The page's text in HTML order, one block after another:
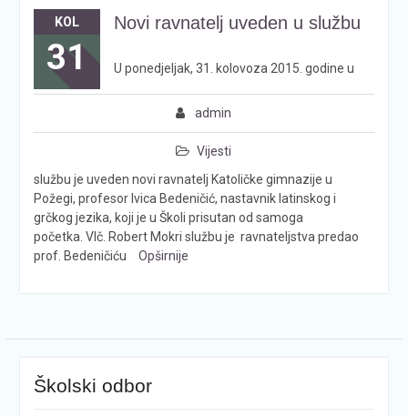
KOL
31
Novi ravnatelj uveden u službu
admin
Vijesti
U ponedjeljak, 31. kolovoza 2015. godine u
službu je uveden novi ravnatelj Katoličke gimnazije u
Požegi, profesor Ivica Bedeničić, nastavnik latinskog i
grčkog jezika, koji je u Školi prisutan od samoga
početka. Vlč. Robert Mokri službu je ravnateljstva predao
prof. Bedeničiću
Opširnije
Školski odbor